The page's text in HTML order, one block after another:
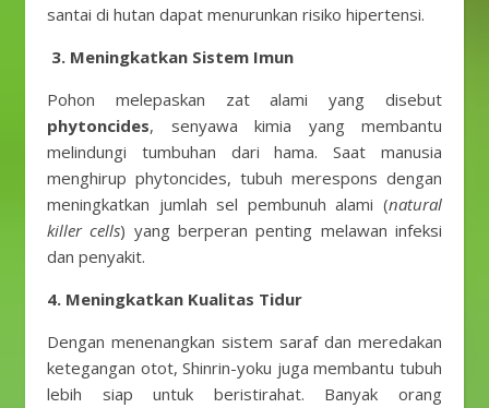
santai di hutan dapat menurunkan risiko hipertensi.
3. Meningkatkan Sistem Imun
Pohon melepaskan zat alami yang disebut
phytoncides, senyawa kimia yang membantu
melindungi tumbuhan dari hama. Saat manusia
menghirup phytoncides, tubuh merespons dengan
meningkatkan jumlah sel pembunuh alami (natural
killer cells) yang berperan penting melawan infeksi
dan penyakit.
4. Meningkatkan Kualitas Tidur
Dengan menenangkan sistem saraf dan meredakan
ketegangan otot, Shinrin-yoku juga membantu tubuh
lebih siap untuk beristirahat. Banyak orang